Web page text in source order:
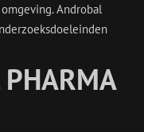
Androbal
PHARMA